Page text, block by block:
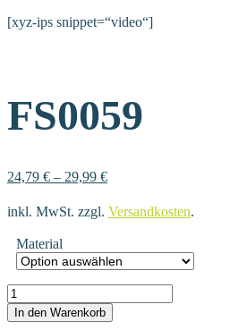
[xyz-ips snippet=“video“]
FS0059
24,79 € – 29,99 €
inkl. MwSt. zzgl. Versandkosten.
Material
FS0059 Menge
In den Warenkorb